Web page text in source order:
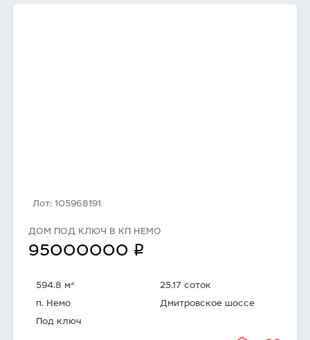
Лот: 105968191
ДОМ ПОД КЛЮЧ В КП НЕМО
95000000 q
594.8 м2
25.17 соток
п. Немо
Дмитровское шоссе
Под ключ